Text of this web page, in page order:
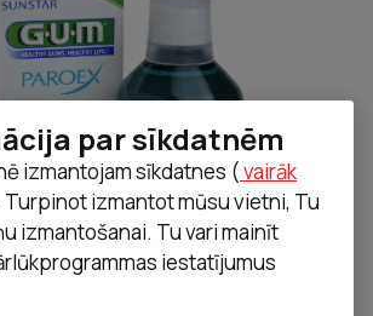
par sīkdatnēm
izmantojam sīkdatnes (vairāk
Turpinot izmantot mūsu vietni, Tu
izmantošanai. Tu vari mainīt
iestatījumus